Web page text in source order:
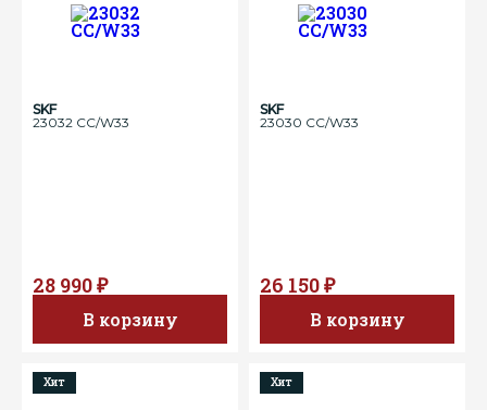
SKF
23032 CC/W33
28 990 ₽
В корзину
SKF
23030 CC/W33
26 150 ₽
В корзину
Хит Хит